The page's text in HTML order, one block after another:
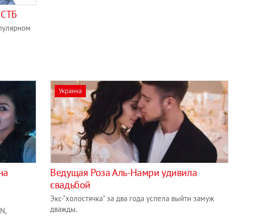
Украина
Ведущая Роза Аль-Намри удивила
свадьбой
Экс-"холостячка" за два года успела выйти замуж
дважды.